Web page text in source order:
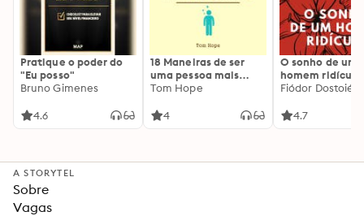
Pratique o poder do
"Eu posso"
Bruno Gimenes
4.6
18 Maneiras de ser
uma pessoa mais
interessante
Tom Hope
4
O sonho de um
homem ridículo
Fiódor
4.7
A STORYTEL
Sobre
Vagas